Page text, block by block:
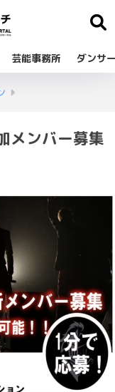
芸能事務所 ダンサ
メンバー募集